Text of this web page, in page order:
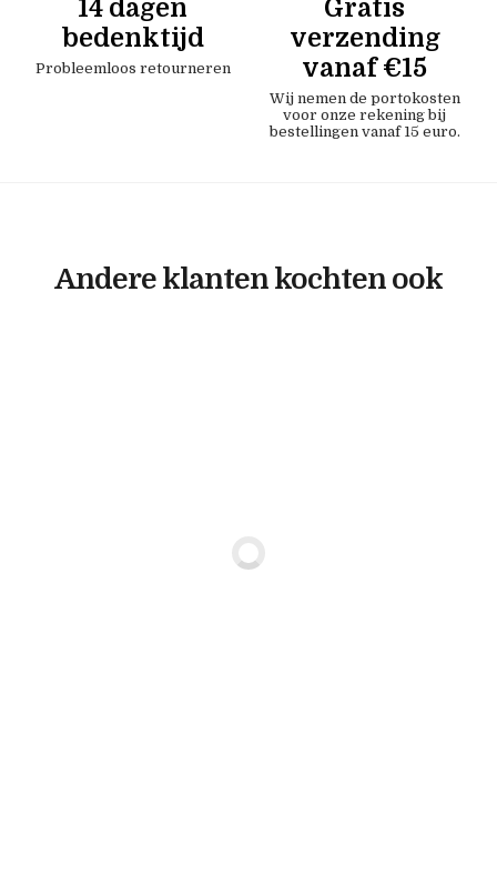
14 dagen
bedenktijd
Probleemloos retourneren
Gratis
verzending
vanaf €15
Wij nemen de portokosten
voor onze rekening bij
bestellingen vanaf 15 euro.
Andere klanten kochten ook